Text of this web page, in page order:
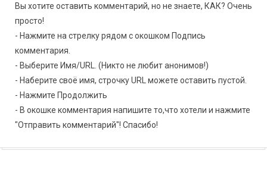
Вы хотите оставить комментарий, но не знаете, КАК? Очень
просто!
- Нажмите на стрелку рядом с окошком Подпись
комментария.
- Выберите Имя/URL. (Никто не любит анонимов!)
- Наберите своё имя, строчку URL можете оставить пустой.
- Нажмите Продолжить
- В окошке комментария напишите то,что хотели и нажмите
"Отправить комментарий"! Спасибо!